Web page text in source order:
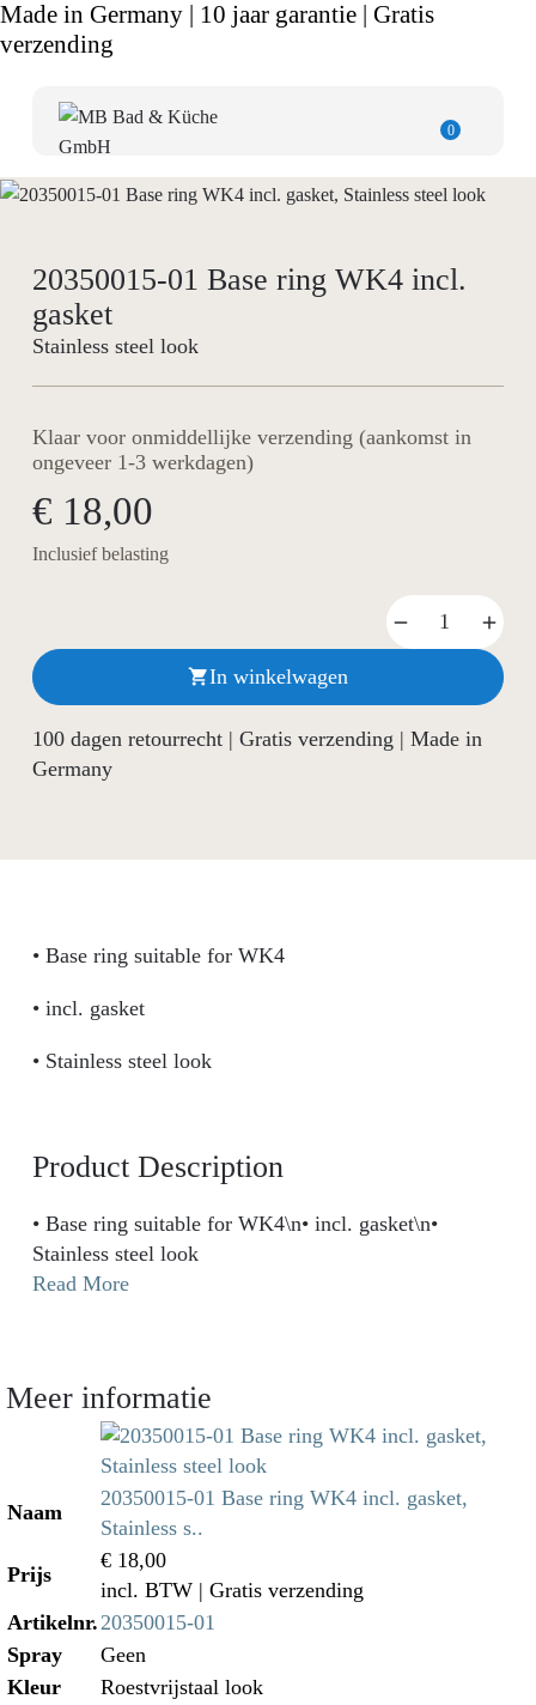
Made in Germany | 10 jaar garantie | Gratis
verzending
0
20350015-01 Base ring WK4 incl.
gasket
Stainless steel look
Klaar voor onmiddellijke verzending (aankomst in
ongeveer 1-3 werkdagen)
€ 18,00
Inclusief belasting
In winkelwagen
100 dagen retourrecht | Gratis verzending | Made in
Germany
Product Description
• Base ring suitable for WK4\n• incl. gasket\n•
Stainless steel look
Read More
• Base ring suitable for WK4
• incl. gasket
• Stainless steel look
Meer informatie
Naam
20350015-01 Base ring WK4 incl. gasket,
Stainless s..
Prijs
€ 18,00
incl. BTW | Gratis verzending
Artikelnr. 20350015-01
Spray
Geen
Kleur
Roestvrijstaal look